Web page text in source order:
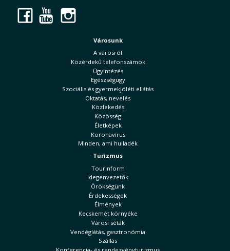
Facebook
YouTube
Városunk
A városról
Közérdekű telefonszámok
Ügyintézés
Egészségügy
Szociális és gyermekjóléti ellátás
Oktatás, nevelés
Közlekedés
Közösség
Életképek
Koronavírus
Minden, ami hulladék
Turizmus
Tourinform
Idegenvezetők
Örökségünk
Érdekességek
Élmények
Kecskemét környéke
Városi séták
Vendéglátás, gasztronómia
Szállás